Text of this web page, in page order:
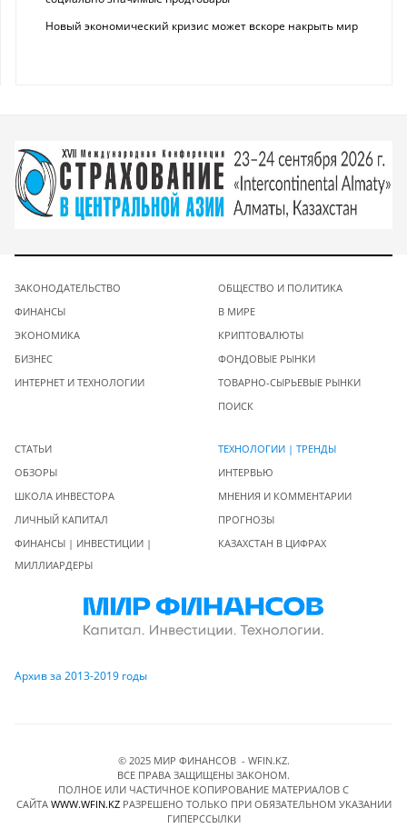
Новый экономический кризис может вскоре накрыть мир
ЗАКОНОДАТЕЛЬСТВО
ФИНАНСЫ
ЭКОНОМИКА
БИЗНЕС
ИНТЕРНЕТ И ТЕХНОЛОГИИ
ОБЩЕСТВО И ПОЛИТИКА
В МИРЕ
КРИПТОВАЛЮТЫ
ФОНДОВЫЕ РЫНКИ
ТОВАРНО-СЫРЬЕВЫЕ РЫНКИ
ПОИСК
СТАТЬИ
ОБЗОРЫ
ШКОЛА ИНВЕСТОРА
ЛИЧНЫЙ КАПИТАЛ
ФИНАНСЫ | ИНВЕСТИЦИИ |
МИЛЛИАРДЕРЫ
ТЕХНОЛОГИИ | ТРЕНДЫ
ИНТЕРВЬЮ
МНЕНИЯ И КОММЕНТАРИИ
ПРОГНОЗЫ
КАЗАХСТАН В ЦИФРАХ
Архив за 2013-2019 годы
© 2025 МИР ФИНАНСОВ - WFIN.KZ.
ВСЕ ПРАВА ЗАЩИЩЕНЫ ЗАКОНОМ.
ПОЛНОЕ ИЛИ ЧАСТИЧНОЕ КОПИРОВАНИЕ МАТЕРИАЛОВ C
САЙТА WWW.WFIN.KZРАЗРЕШЕНО ТОЛЬКО ПРИ ОБЯЗАТЕЛЬНОМ УКАЗАНИИ
ГИПЕРССЫЛКИ